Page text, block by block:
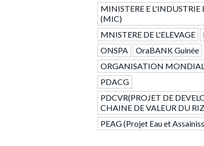
MINISTERE E
(MIC)
MNISTERE DE L'ELEVAGE
ONSPA
OraBANK Guinée
ORGANISATION
PDACG
PDCVR(PROJET DE
CHAINE DE VALEUR DU
PEAG (Projet Eau et